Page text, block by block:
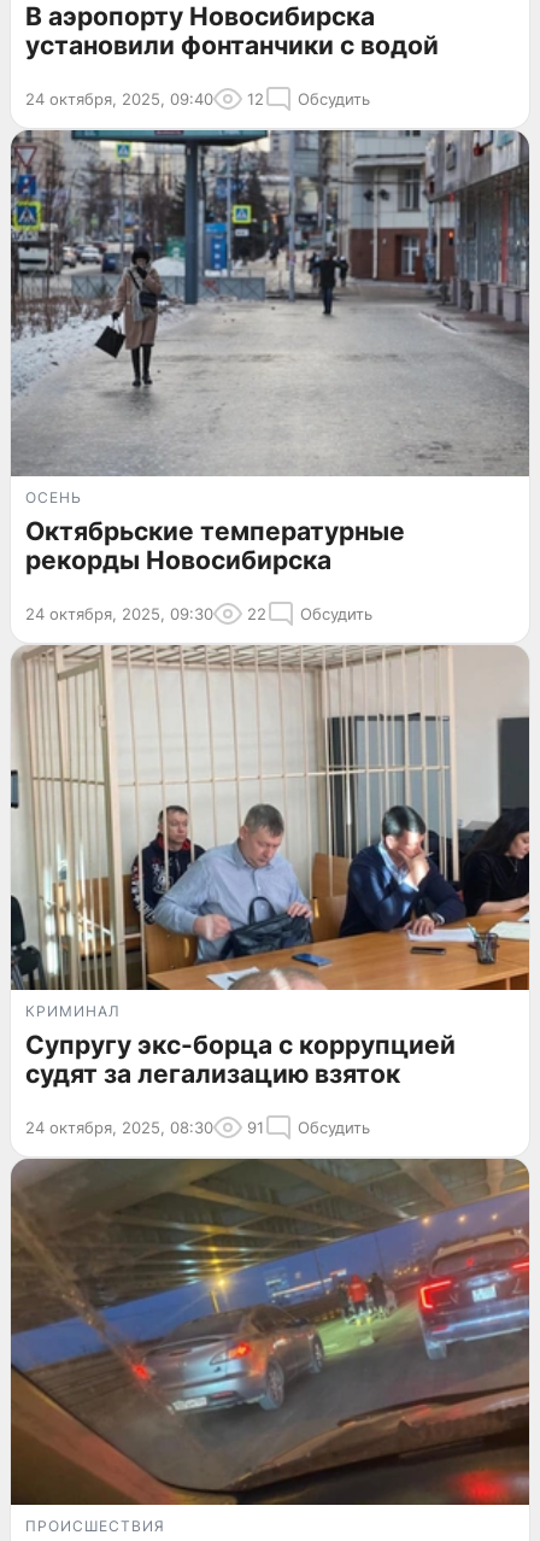
В аэропорту Новосибирска
установили фонтанчики с водой
24 октября, 2025, 09:40 12 Обсудить
ОСЕНЬ
Октябрьские температурные
рекорды Новосибирска
24 октября, 2025, 09:30 22 Обсудить
КРИМИНАЛ
Супругу экс-борца с коррупцией
судят за легализацию взяток
24 октября, 2025, 08:30 91 Обсудить
ПРОИСШЕСТВИЯ